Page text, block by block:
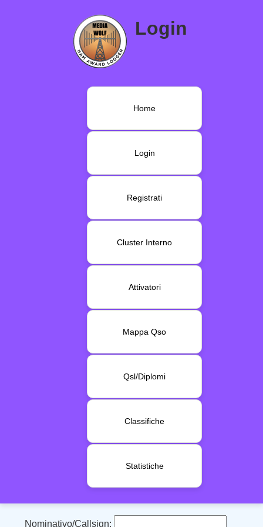
Login
Home
Login
Registrati
Cluster Interno
Attivatori
Mappa Qso
Qsl/Diplomi
Classifiche
Statistiche
Nominativo/Callsign: